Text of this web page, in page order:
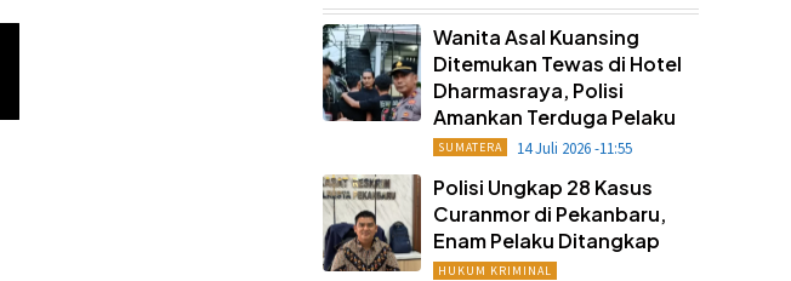
Wanita Asal Kuansing
Ditemukan Tewas di Hotel
Dharmasraya, Polisi
Amankan Terduga Pelaku
SUMATERA 14 Juli 2026 -11:55
Polisi Ungkap 28 Kasus
Curanmor di Pekanbaru,
Enam Pelaku Ditangkap
HUKUM KRIMINAL